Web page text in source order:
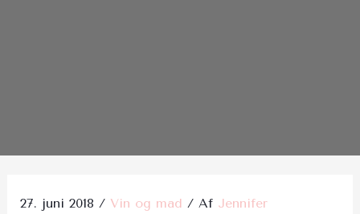
27. juni 2018 / Vin og mad / Af Jennifer